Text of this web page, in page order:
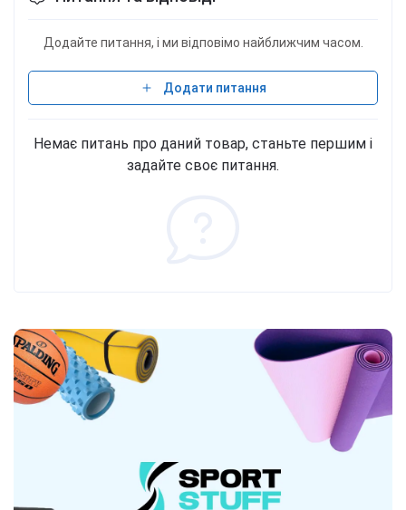
Додайте питання, і ми відповімо найближчим часом.
Додати питання
Немає питань про даний товар, станьте першим і
задайте своє питання.